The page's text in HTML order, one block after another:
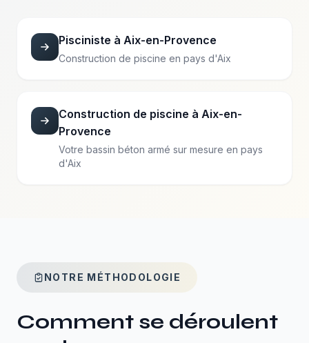
Pisciniste à Aix-en-Provence
Construction de piscine en pays d'Aix
Construction de piscine à Aix-en-
Provence
Votre bassin béton armé sur mesure en pays
d'Aix
NOTRE MÉTHODOLOGIE
Comment se déroulent